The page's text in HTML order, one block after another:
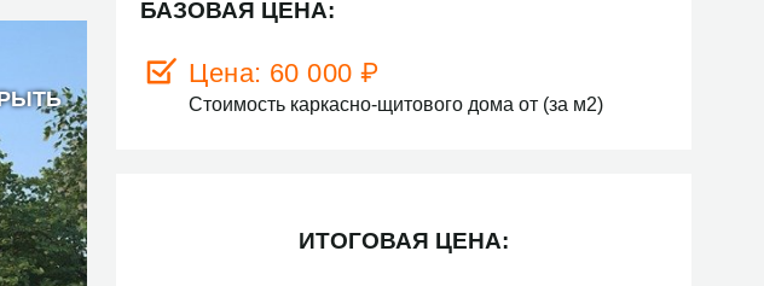
БАЗОВАЯ ЦЕНА:
Цена: 60 000 ₽
Стоимость каркасно-щитового дома от (за м2)
ИТОГОВАЯ ЦЕНА: